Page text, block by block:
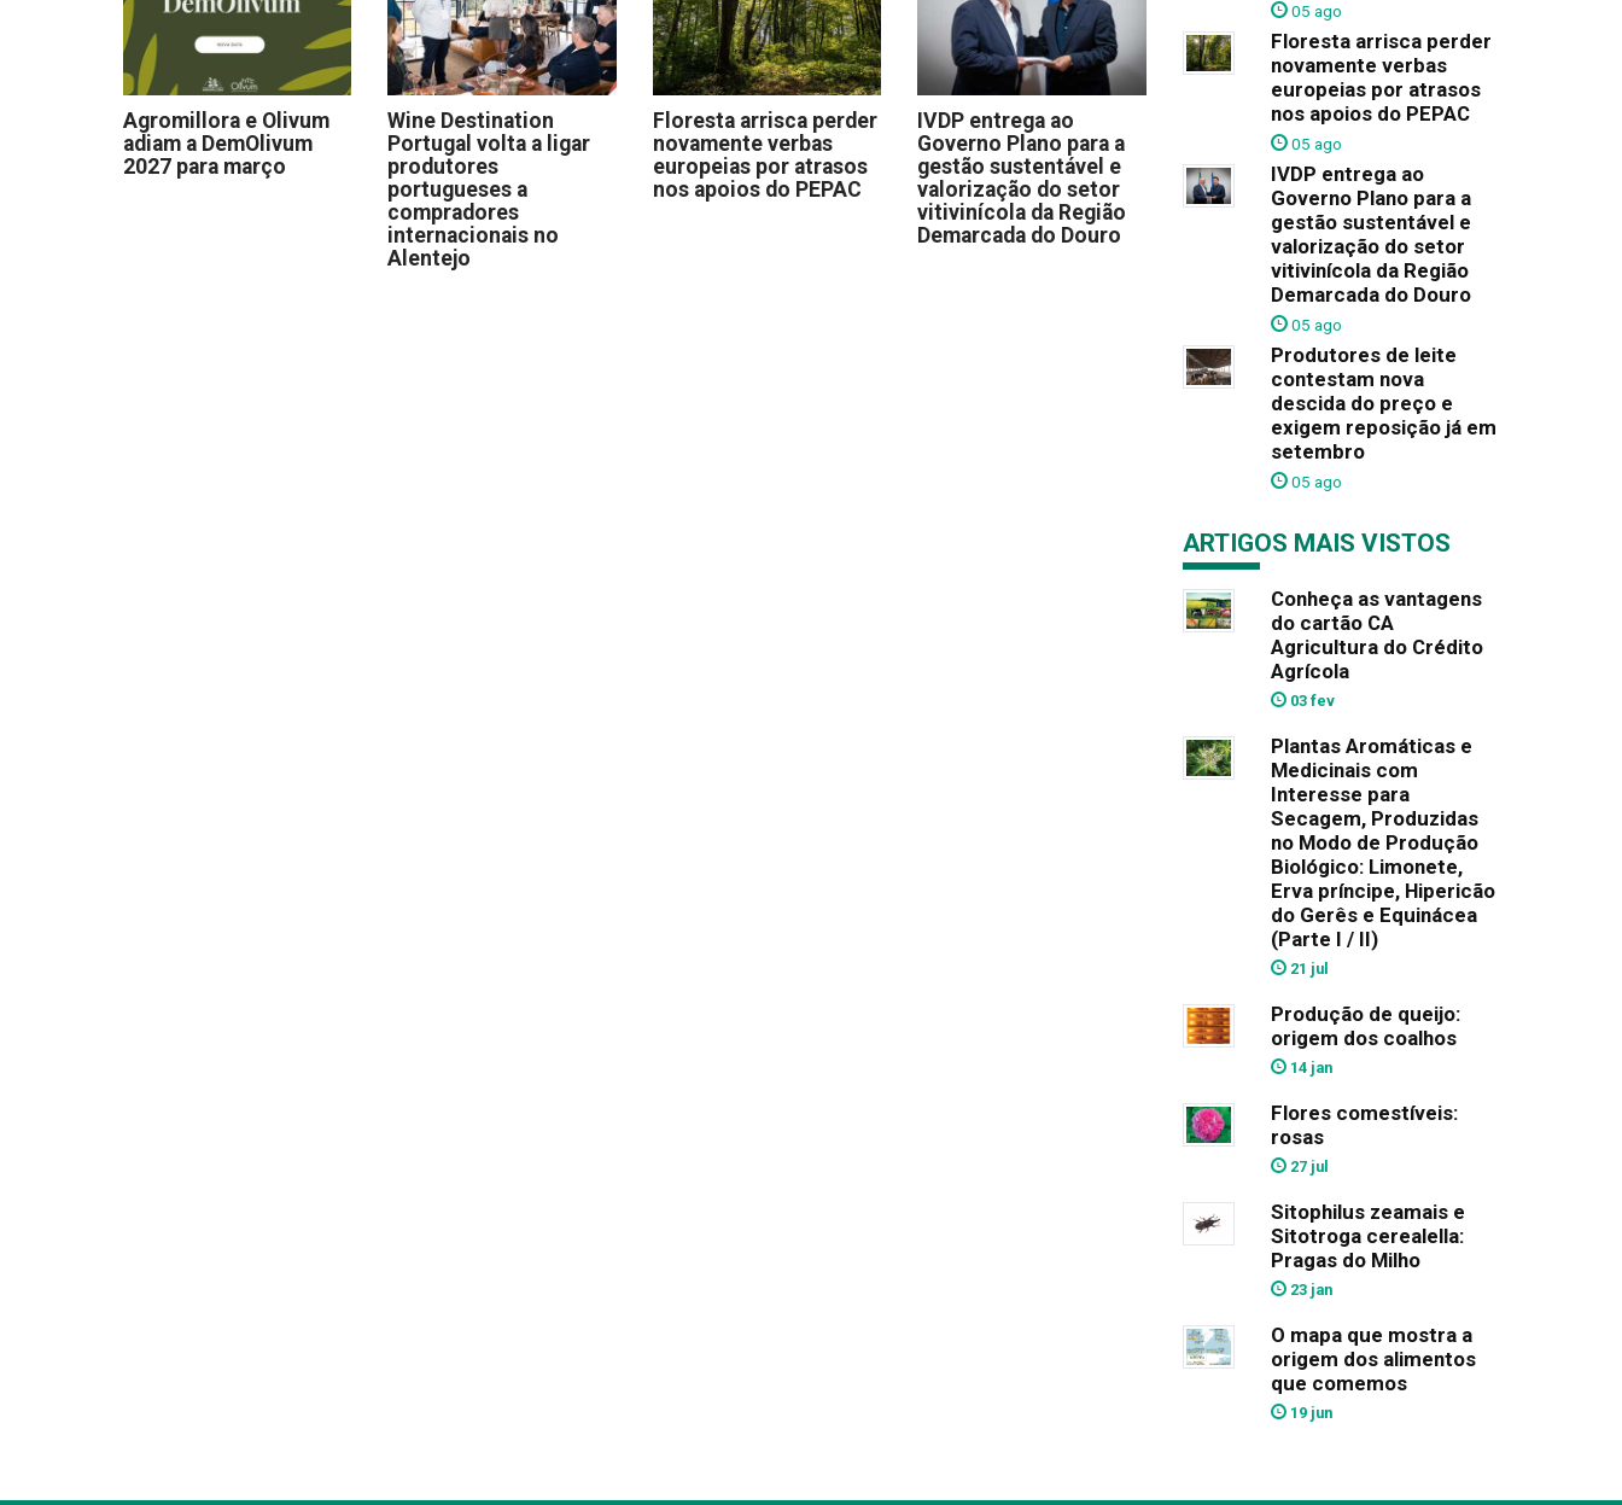
Agromillora e Olivum
adiam a DemOlivum
2027 para março
Wine Destination
Portugal volta a ligar
produtores
portugueses a
compradores
internacionais no
Alentejo
Floresta arrisca perder
novamente verbas
europeias por atrasos
nos apoios do PEPAC
IVDP entrega ao
Governo Plano para a
gestão sustentável e
valorização do setor
vitivinícola da Região
Demarcada do Douro
05 ago
Floresta arrisca perder
novamente verbas
europeias por atrasos
nos apoios do PEPAC
05 ago
IVDP entrega ao
Governo Plano para a
gestão sustentável e
valorização do setor
vitivinícola da Região
Demarcada do Douro
05 ago
Produtores de leite
contestam nova
descida do preço e
exigem reposição já em
setembro
05 ago
ARTIGOS MAIS VISTOS
Conheça as vantagens
do cartão CA
Agricultura do Crédito
Agrícola
03 fev
Plantas Aromáticas e
Medicinais com
Interesse para
Secagem, Produzidas
no Modo de Produção
Biológico: Limonete,
Erva príncipe, Hipericão
do Gerês e Equinácea
(Parte I / II)
21 jul
Produção de queijo:
origem dos coalhos
14 jan
Flores comestíveis:
rosas
27 jul
Sitophilus zeamais e
Sitotroga cerealella:
Pragas do Milho
23 jan
O mapa que mostra a
origem dos alimentos
que comemos
19 jun